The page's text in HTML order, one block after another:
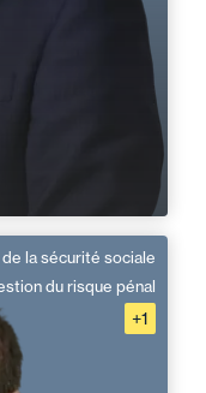
la sécurité sociale
du risque pénal
+1
Nilles
de Mission
parlé(es) :